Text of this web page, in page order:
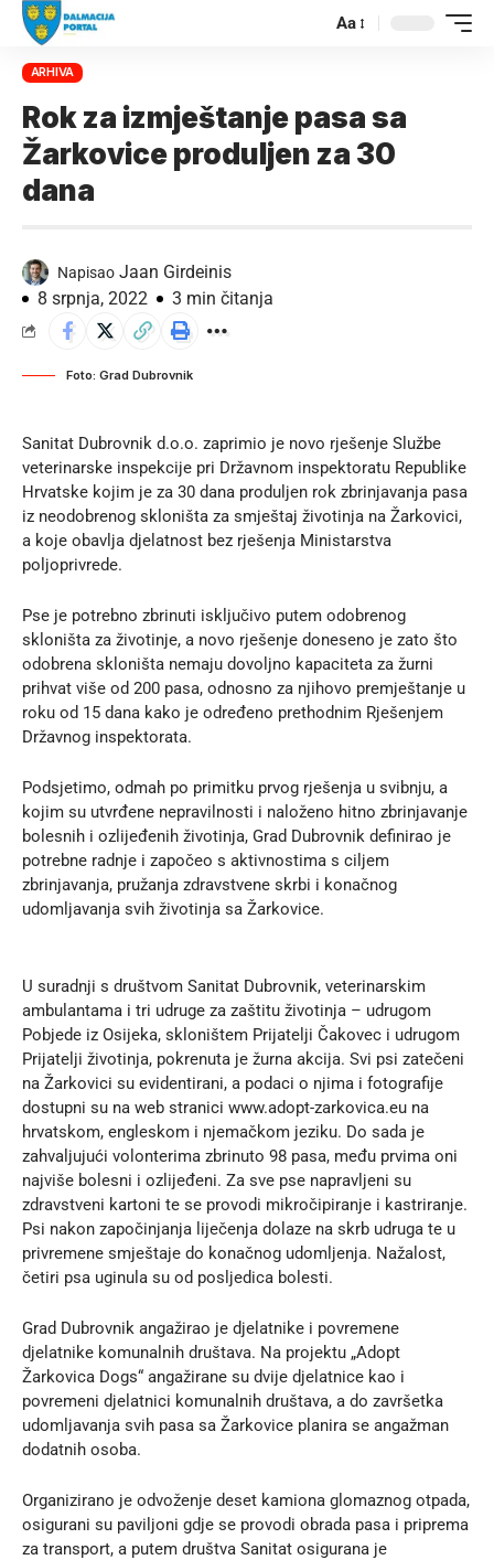
Aa
ARHIVA
Rok za izmještanje pasa sa
Žarkovice produljen za 30
dana
Napisao Jaan Girdeinis
8 srpnja, 2022
3 min čitanja
Foto: Grad Dubrovnik
Sanitat Dubrovnik d.o.o. zaprimio je novo rješenje Službe
veterinarske inspekcije pri Državnom inspektoratu Republike
Hrvatske kojim je za 30 dana produljen rok zbrinjavanja pasa
iz neodobrenog skloništa za smještaj životinja na Žarkovici,
a koje obavlja djelatnost bez rješenja Ministarstva
poljoprivrede.
Pse je potrebno zbrinuti isključivo putem odobrenog
skloništa za životinje, a novo rješenje doneseno je zato što
odobrena skloništa nemaju dovoljno kapaciteta za žurni
prihvat više od 200 pasa, odnosno za njihovo premještanje u
roku od 15 dana kako je određeno prethodnim Rješenjem
Državnog inspektorata.
Podsjetimo, odmah po primitku prvog rješenja u svibnju, a
kojim su utvrđene nepravilnosti i naloženo hitno zbrinjavanje
bolesnih i ozlijeđenih životinja, Grad Dubrovnik definirao je
potrebne radnje i započeo s aktivnostima s ciljem
zbrinjavanja, pružanja zdravstvene skrbi i konačnog
udomljavanja svih životinja sa Žarkovice.
U suradnji s društvom Sanitat Dubrovnik, veterinarskim
ambulantama i tri udruge za zaštitu životinja – udrugom
Pobjede iz Osijeka, skloništem Prijatelji Čakovec i udrugom
Prijatelji životinja, pokrenuta je žurna akcija. Svi psi zatečeni
na Žarkovici su evidentirani, a podaci o njima i fotografije
dostupni su na web stranici www.adopt-zarkovica.eu na
hrvatskom, engleskom i njemačkom jeziku. Do sada je
zahvaljujući volonterima zbrinuto 98 pasa, među prvima oni
najviše bolesni i ozlijeđeni. Za sve pse napravljeni su
zdravstveni kartoni te se provodi mikročipiranje i kastriranje.
Psi nakon započinjanja liječenja dolaze na skrb udruga te u
privremene smještaje do konačnog udomljenja. Nažalost,
četiri psa uginula su od posljedica bolesti.
Grad Dubrovnik angažirao je djelatnike i povremene
djelatnike komunalnih društava. Na projektu „Adopt
Žarkovica Dogs“ angažirane su dvije djelatnice kao i
povremeni djelatnici komunalnih društava, a do završetka
udomljavanja svih pasa sa Žarkovice planira se angažman
dodatnih osoba.
Organizirano je odvoženje deset kamiona glomaznog otpada,
osigurani su paviljoni gdje se provodi obrada pasa i priprema
za transport, a putem društva Sanitat osigurana je